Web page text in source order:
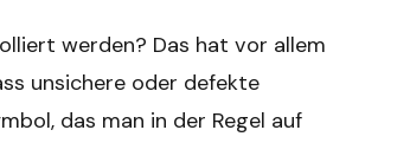
werden? Das hat vor allem
unsichere oder defekte
das man in der Regel auf